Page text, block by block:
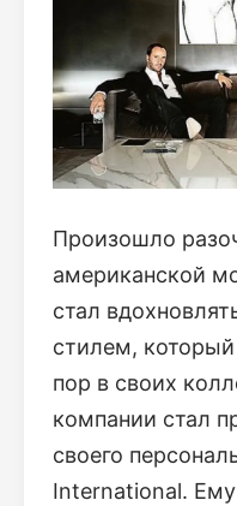
Произошло
американской
стал
стилем,
пор в своих
компании стал
своего
International.